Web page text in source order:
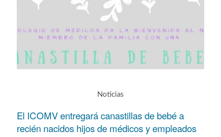
Noticias
El ICOMV entregará canastillas de bebé a
recién nacidos hijos de médicos y empleados